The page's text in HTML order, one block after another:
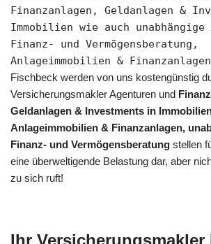
Finanzanlagen, Geldanlagen &
Immobilien wie auch unabhängige
Finanz- und Vermögensberatung,
Anlageimmobilien & Finanzanlagen
Fischbeck werden von uns kostengünstig
Versicherungsmakler Agenturen und
Geldanlagen & Investments in
Anlageimmobilien & Finanzanlagen,
Finanz- und Vermögensberatung stellen
eine überweltigende Belastung dar, aber
zu sich ruft!
Ihr Versicherungsmakler